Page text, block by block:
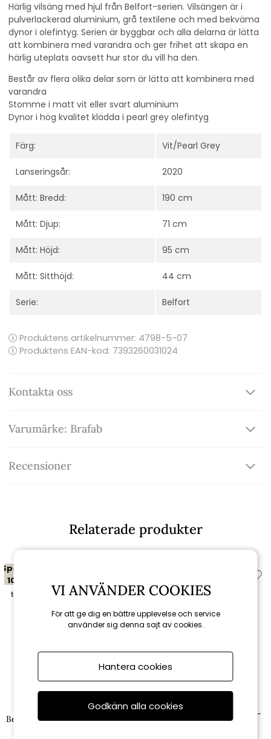
Härlig vilsäng med hjul från Belfort-serien. Vilsängen är i
pulverlackerad aluminium, grå textilene och med bekväma
dynor i olefintyg. Serien är byggbar och alla delarna är lätta
att kombinera med varandra och ger frihet att skapa en
härlig uteplats oavsett hur stor du vill ha den.
Består av flera olika delar som är lätta att kombinera med
varandra
Stomme i matt vit eller svart aluminium
Dynor i hög kvalitet klädda i pearl grey olefintyg
Färg: Vit/Pearl Grey
Lanseringsår: 2020
Mått: Bredd: 190 cm
Mått: Djup: 71 cm
Mått: Höjd: 95 cm
Mått: Sitthöjd: 44 cm
Serie: Belfort
Produktens artikelnummer: 4798-5-07
Produktens EAN-kod: 7393260031024
Kontakta oss
Varumärke: Brafab
Recensioner
Relaterade produkter
Spara
10%
till 16/8
Belfort sidobord 50x50 cm - vit
till 16/8
Belfort brickbord 23x30 cm -
vit
VI ANVÄNDER COOKIES
För att ge dig en bättre upplevelse och service
använder sig denna sajt av cookies.
Hantera cookies
Godkänn alla cookies